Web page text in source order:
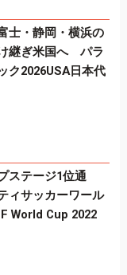
士・静岡・横浜の
継ぎ米国へ パラ
ク2026USA日本代
ステージ1位通
ィサッカーワール
World Cup 2022